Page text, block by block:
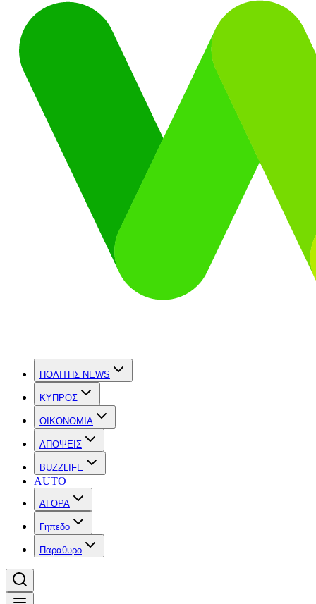
ΠΟΛΙΤΗΣ NEWS
ΚΥΠΡΟΣ
OIKONOMIA
ΑΠΟΨΕΙΣ
BUZZLIFE
AUTO
ΑΓΟΡΑ
Γηπεδο
Παραθυρο